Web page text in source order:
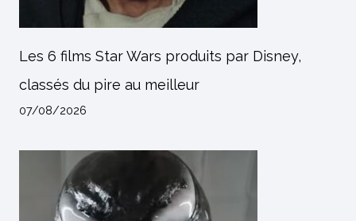
Les 6 films Star Wars produits par Disney,
classés du pire au meilleur
07/08/2026